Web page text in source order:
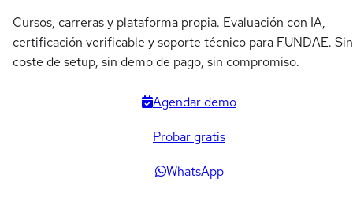
Cursos, carreras y plataforma propia. Evaluación con IA,
certificación verificable y soporte técnico para FUNDAE. Sin
coste de setup, sin demo de pago, sin compromiso.
Agendar demo
Probar gratis
WhatsApp